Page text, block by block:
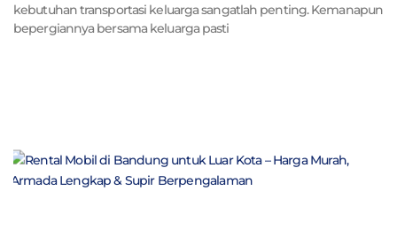
kebutuhan transportasi keluarga sangatlah penting. Kemanapun
bepergiannya bersama keluarga pasti